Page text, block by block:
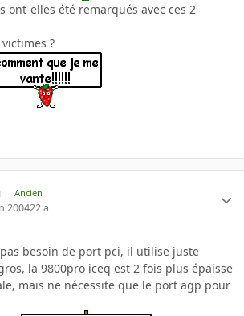
ont-elles été remarqués avec ces 2
?
Ancien
200422 a
pas besoin de port pci, il utilise juste
la 9800pro iceq est 2 fois plus épaisse
mais ne nécessite que le port agp pour